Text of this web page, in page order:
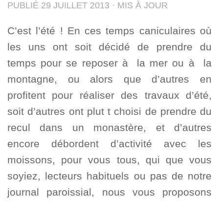
PUBLIÉ 29 JUILLET 2013 · MIS À JOUR
C’est l’été ! En ces temps caniculaires où
les uns ont soit décidé de prendre du
temps pour se reposer à la mer ou à la
montagne, ou alors que d’autres en
profitent pour réaliser des travaux d’été,
soit d’autres ont plut t choisi de prendre du
recul dans un monastère, et d’autres
encore débordent d’activité avec les
moissons, pour vous tous, qui que vous
soyiez, lecteurs habituels ou pas de notre
journal paroissial, nous vous proposons